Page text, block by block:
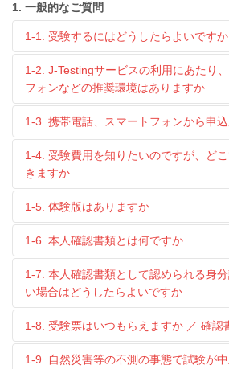
1. 一般的なご質問
1-1. 受験するにはどうしたらよいですか
1-2. J-Testingサービスの利用にあたり
フォンなどの推奨環境はありますか
1-3. 携帯電話、スマートフォンから申
1-4. 受験費用を知りたいのですが、ど
きますか
1-5. 体験版はありますか
1-6. 本人確認書類とは何ですか
1-7. 本人確認書類として認められる身
い場合はどうしたらよいですか
1-8. 受験票はいつもらえますか ／ 確認
1-9. 自然災害等の不測の事態で試験が